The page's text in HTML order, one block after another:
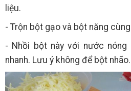
liệu.
- Trộn bột gạo và bột năng
- Nhồi bột này với nước
nhanh. Lưu ý không để bột nhão.